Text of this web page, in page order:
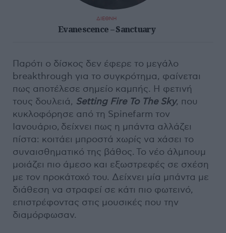
ΔΙΕΘΝΗ
Evanescence – Sanctuary
Παρότι ο δίσκος δεν έφερε το μεγάλο
breakthrough για το συγκρότημα, φαίνεται
πως αποτέλεσε σημείο καμπής. Η φετινή
τους δουλειά, Setting Fire To The Sky, που
κυκλοφόρησε από τη Spinefarm τον
Ιανουάριο, δείχνει πως η μπάντα αλλάζει
πίστα: κοιτάει μπροστά χωρίς να χάσει το
συναισθηματικό της βάθος. Το νέο άλμπουμ
μοιάζει πιο άμεσο και εξωστρεφές σε σχέση
με τον προκάτοχό του. Δείχνει μία μπάντα με
διάθεση να στραφεί σε κάτι πιο φωτεινό,
επιστρέφοντας στις μουσικές που την
διαμόρφωσαν.